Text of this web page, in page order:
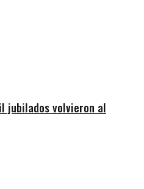
jubilados volvieron al